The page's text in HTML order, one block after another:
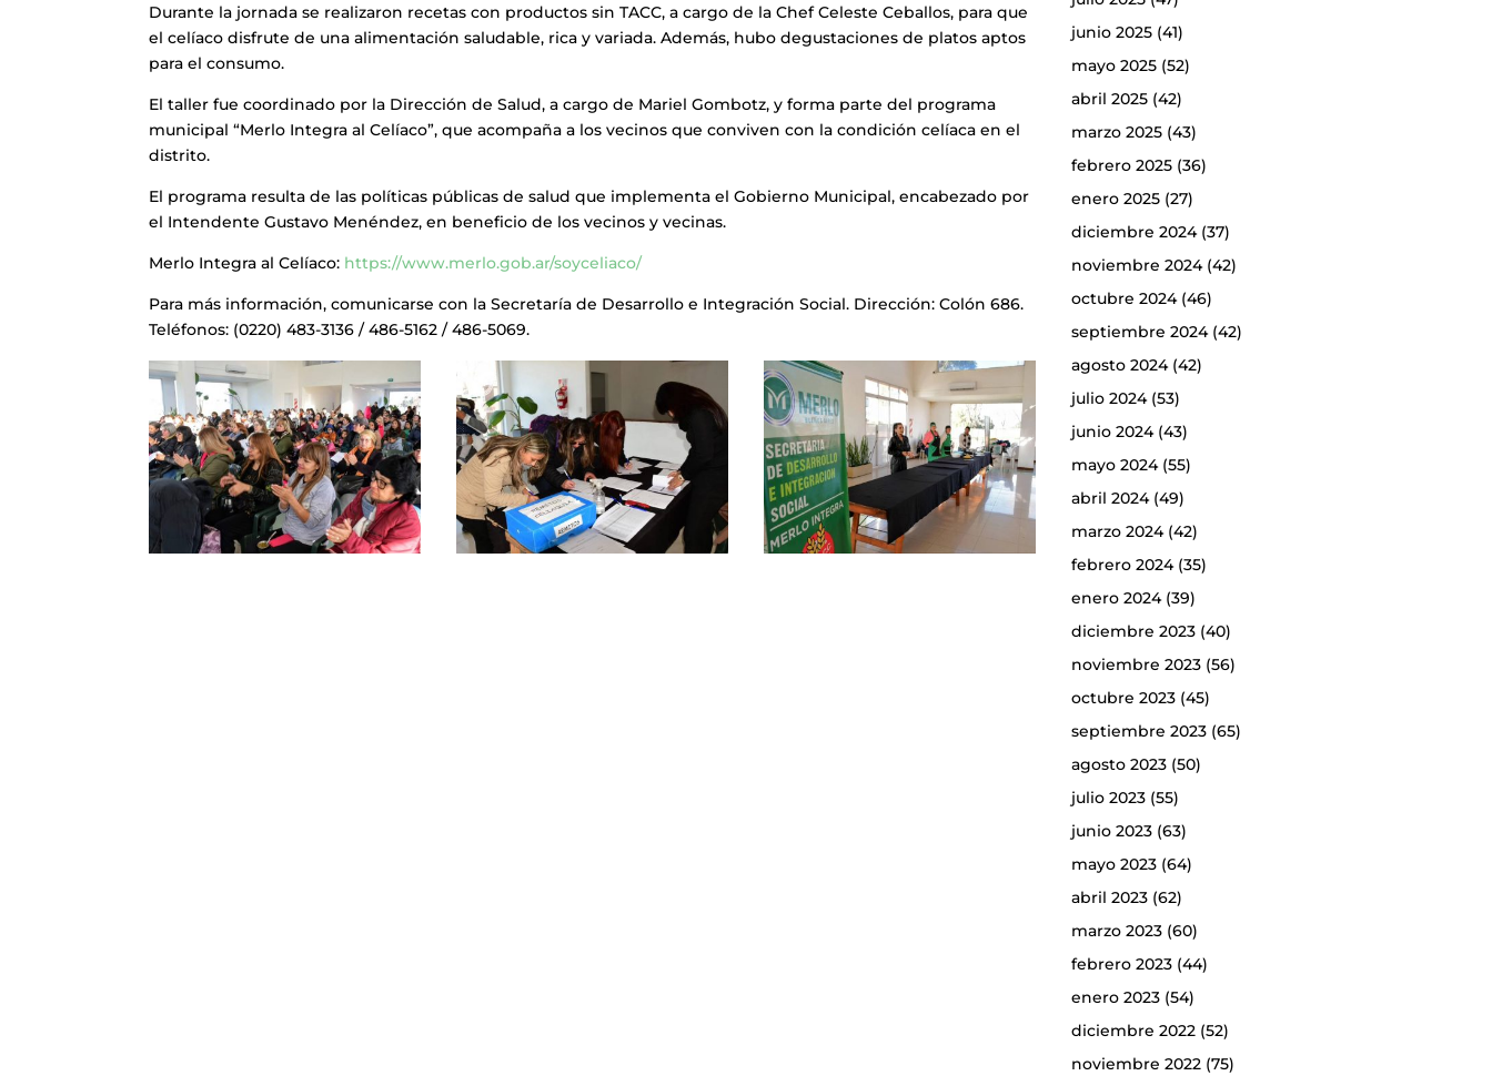
Durante la jornada se realizaron recetas con productos sin TACC, a cargo de la Chef Celeste Ceballos, para que
el celíaco disfrute de una alimentación saludable, rica y variada. Además, hubo degustaciones de platos aptos
para el consumo.
El taller fue coordinado por la Dirección de Salud, a cargo de Mariel Gombotz, y forma parte del programa
municipal “Merlo Integra al Celíaco”, que acompaña a los vecinos que conviven con la condición celíaca en el
distrito.
El programa resulta de las políticas públicas de salud que implementa el Gobierno Municipal, encabezado por
el Intendente Gustavo Menéndez, en beneficio de los vecinos y vecinas.
Merlo Integra al Celíaco: https://www.merlo.gob.ar/soyceliaco/
Para más información, comunicarse con la Secretaría de Desarrollo e Integración Social. Dirección: Colón 686.
Teléfonos: (0220) 483-3136 / 486-5162 / 486-5069.
junio 2025(41)
mayo 2025(52)
abril 2025(42)
marzo 2025(43)
febrero 2025(36)
enero 2025(27)
diciembre 2024(37)
noviembre 2024(42)
octubre 2024(46)
septiembre 2024(42)
agosto 2024(42)
julio 2024(53)
junio 2024(43)
mayo 2024(55)
abril 2024(49)
marzo 2024(42)
febrero 2024(35)
enero 2024(39)
diciembre 2023(40)
noviembre 2023(56)
octubre 2023(45)
septiembre 2023(65)
agosto 2023(50)
julio 2023(55)
junio 2023(63)
mayo 2023(64)
abril 2023(62)
marzo 2023(60)
febrero 2023(44)
enero 2023(54)
diciembre 2022(52)
noviembre 2022(75)